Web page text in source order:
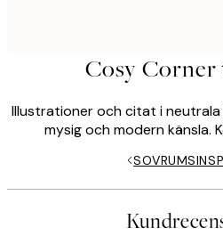
Cosy Corner
Illustrationer och citat i
mysig och modern känsla.